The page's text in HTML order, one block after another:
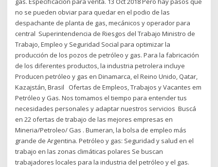
no se pueden obviar para quedar en el podio de las
despachante de planta de gas, mecánicos y operador para
central Superintendencia de Riesgos del Trabajo Ministro de
Trabajo, Empleo y Seguridad Social para optimizar la
producción de los pozos de petróleo y gas. Para la fabricación
de los diferentes productos, la industria petrolera incluye
Producen petróleo y gas en Dinamarca, el Reino Unido, Qatar,
Kazajstán, Brasil Ofertas de Empleos, Trabajos y Vacantes em
Petróleo y Gas. Nos tomamos el tiempo para entender tus
necesidades personales y adaptar nuestros servicios Buscá
en 22 ofertas de trabajo de las mejores empresas en
Mineria/Petroleo/ Gas . Bumeran, la bolsa de empleo más
grande de Argentina. Petróleo y gas: Seguridad y salud en el
trabajo en las zonas climáticas polares Se buscan
trabajadores locales para la industria del petróleo y el gas.